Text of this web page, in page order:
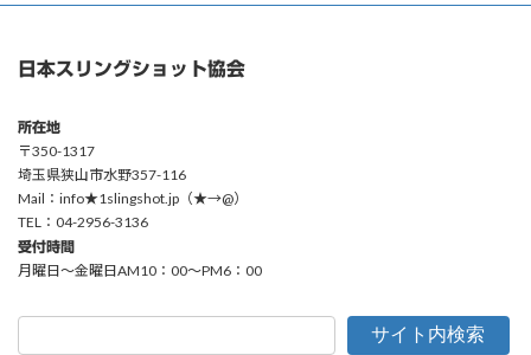
日本スリングショット協会
所在地
〒350-1317
埼玉県狭山市水野357-116
Mail：info★1slingshot.jp（★→@）
TEL：04-2956-3136
受付時間
月曜日〜金曜日AM10：00〜PM6：00
サイト内検索